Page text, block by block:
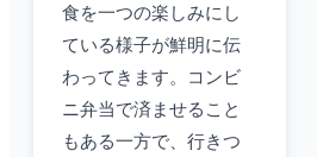
食を一つの楽しみにし
ている様子が鮮明に伝
わってきます。コンビ
ニ弁当で済ませること
もある一方で、行きつ